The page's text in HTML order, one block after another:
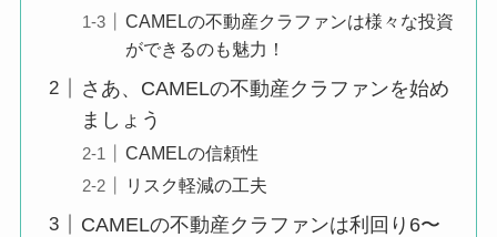
CAMELの不動産クラファンは様々な投資
ができるのも魅力！
さあ、CAMELの不動産クラファンを始め
ましょう
CAMELの信頼性
リスク軽減の工夫
CAMELの不動産クラファンは利回り6〜